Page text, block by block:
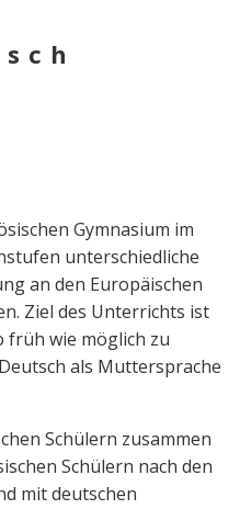
Gymnasium im
unterschiedliche
an den Europäischen
Ziel des Unterrichts ist
früh wie möglich zu
als Muttersprache
Schülern zusammen
Schülern nach den
mit deutschen